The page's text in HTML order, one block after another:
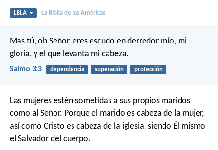
LBLA La Biblia de las Américas
Mas tú, oh Señor, eres escudo en derredor mío, mi
gloria, y el que levanta mi cabeza.
Salmo 3:3 dependencia superación protección
Las mujeres estén sometidas a sus propios maridos
como al Señor. Porque el marido es cabeza de la mujer,
así como Cristo es cabeza de la iglesia, siendo Él mismo
el Salvador del cuerpo.